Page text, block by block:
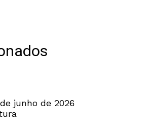
junho de 2026